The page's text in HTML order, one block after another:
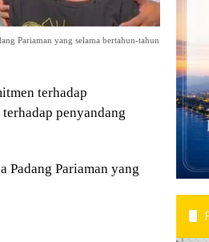
Pariaman yang selama bertahun-tahun
terhadap
penyandang
Padang Pariaman yang